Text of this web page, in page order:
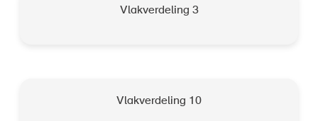
Vlakverdeling 3
Vlakverdeling 10